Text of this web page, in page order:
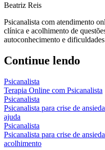
Beatriz Reis
Psicanalista com atendimento
clínica e acolhimento de
autoconhecimento e
Continue lendo
Psicanalista
Terapia Online com Psicanalista
Psicanalista
Psicanalista para crise de
ajuda
Psicanalista
Psicanalista para crise de
acolhimento